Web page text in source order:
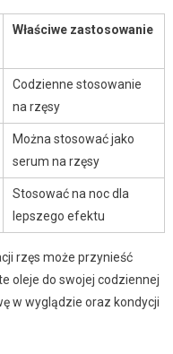
Właściwe zastosowanie
Codzienne stosowanie
na rzęsy
Można stosować jako
serum na rzęsy
Stosować na noc dla
lepszego efektu
rzęs może przynieść
oleje do swojej codziennej
w wyglądzie oraz kondycji